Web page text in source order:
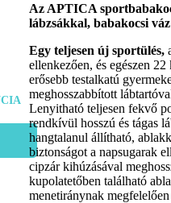
Az APTICA
lábzsákkal, babakocsi
Egy teljesen új sportülés,
ellenkezően, és egészen
erősebb testalkatú
meghosszabbított
Lenyitható teljesen fekvő
rendkívül hosszú és tágas
hangtalanul állítható,
biztonságot a napsugarak
cipzár kihúzásával
kupolatetőben található
menetiránynak